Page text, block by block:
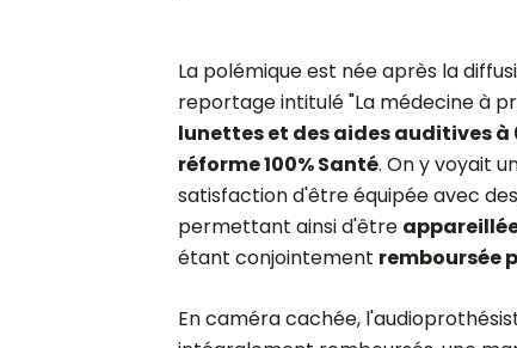
La polémique est née après la
reportage intitulé "La médecine à
lunettes et des aides auditives à
réforme 100% Santé. On y voyait
satisfaction d'être équipée avec des
permettant ainsi d'être
étant conjointement remboursée
En caméra cachée,